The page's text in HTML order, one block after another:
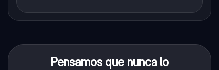
Pensamos que nunca lo